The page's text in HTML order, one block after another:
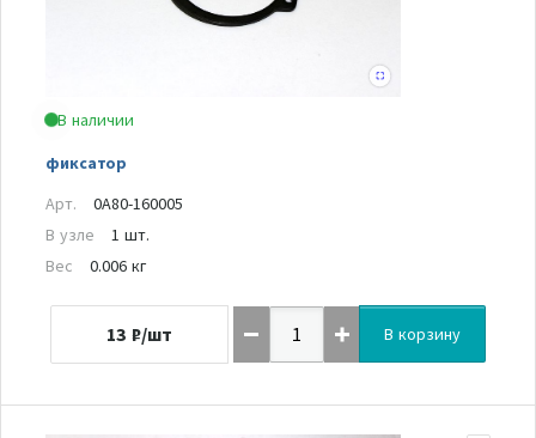
В наличии
фиксатор
Арт.
0A80-160005
В узле
1 шт.
Вес
0.006 кг
13 ₽/шт В корзину